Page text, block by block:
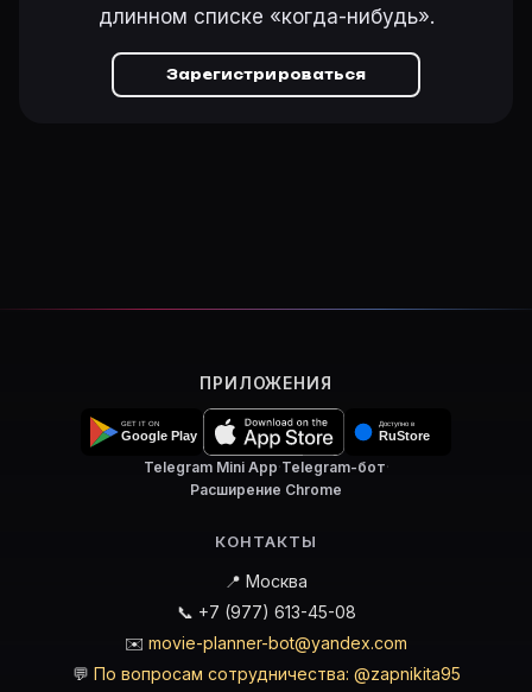
длинном списке «когда-нибудь».
Зарегистрироваться
ПРИЛОЖЕНИЯ
Telegram Mini App·Telegram-бот·
Расширение Chrome
КОНТАКТЫ
📍 Москва
📞 +7 (977) 613-45-08
✉️ movie-planner-bot@yandex.com
💬 По вопросам сотрудничества: @zapnikita95